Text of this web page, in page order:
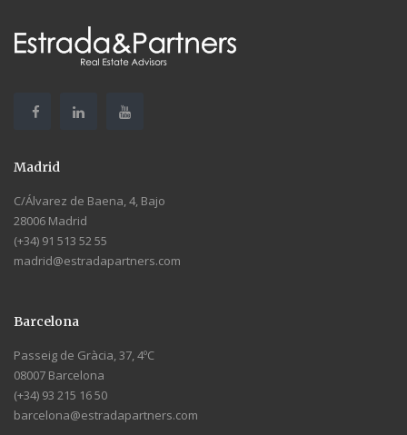
Madrid
C/Álvarez de Baena, 4, Bajo
28006 Madrid
(+34) 91 513 52 55
madrid@estradapartners.com
Barcelona
Passeig de Gràcia, 37, 4ºC
08007 Barcelona
(+34) 93 215 16 50
barcelona@estradapartners.com